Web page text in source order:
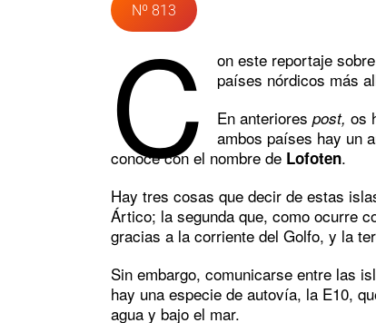
Nº 813
C on este reportaje
países nórdicos más
En anteriorespost, os
ambos países hay un
conoce con el nombre de Lofoten.
Hay tres cosas que decir de estas
Ártico; la segunda que, como ocurre
gracias a la corriente del Golfo, y la
Sin embargo, comunicarse entre las
hay una especie de autovía, la E10,
agua y bajo el mar.